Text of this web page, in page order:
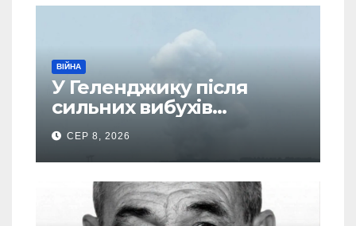
ВІЙНА
У Геленджику після
сильних вибухів
почалася масова
евакуація
СЕР 8, 2026